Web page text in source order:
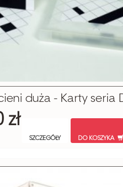
duża - Karty seria
SZCZEGÓŁY DO KOSZYKA